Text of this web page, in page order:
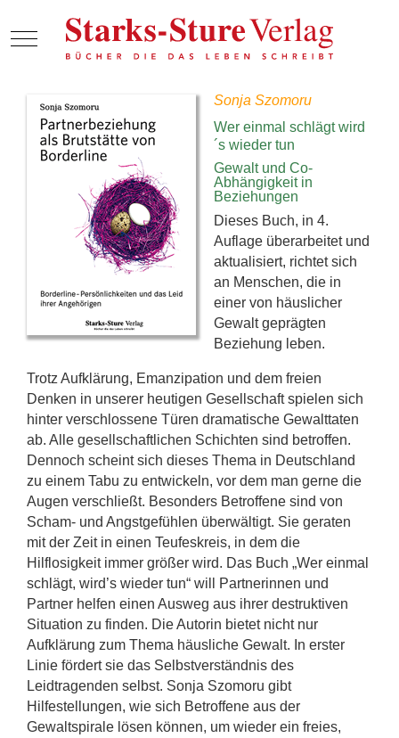
Mobile Menu Toggle
Sonja Szomoru
Wer einmal schlägt wird
´s wieder tun
Gewalt und Co-
Abhängigkeit in
Beziehungen
Dieses Buch, in 4.
Auflage überarbeitet und
aktualisiert, richtet sich
an Menschen, die in
einer von häuslicher
Gewalt geprägten
Beziehung leben.
Trotz Aufklärung, Emanzipation und dem freien
Denken in unserer heutigen Gesellschaft spielen sich
hinter verschlossene Türen dramatische Gewalttaten
ab. Alle gesellschaftlichen Schichten sind betroffen.
Dennoch scheint sich dieses Thema in Deutschland
zu einem Tabu zu entwickeln, vor dem man gerne die
Augen verschließt. Besonders Betroffene sind von
Scham- und Angstgefühlen überwältigt. Sie geraten
mit der Zeit in einen Teufeskreis, in dem die
Hilflosigkeit immer größer wird. Das Buch „Wer einmal
schlägt, wird’s wieder tun“ will Partnerinnen und
Partner helfen einen Ausweg aus ihrer destruktiven
Situation zu finden. Die Autorin bietet nicht nur
Aufklärung zum Thema häusliche Gewalt. In erster
Linie fördert sie das Selbstverständnis des
Leidtragenden selbst. Sonja Szomoru gibt
Hilfestellungen, wie sich Betroffene aus der
Gewaltspirale lösen können, um wieder ein freies,